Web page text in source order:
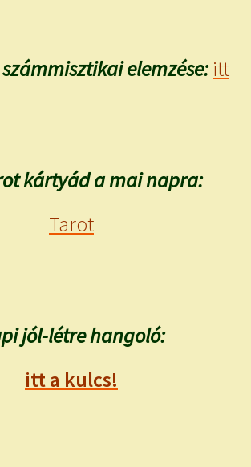
elemzése: itt
kártyád a mai napra:
Tarot
jól-létre hangoló:
itt a kulcs!